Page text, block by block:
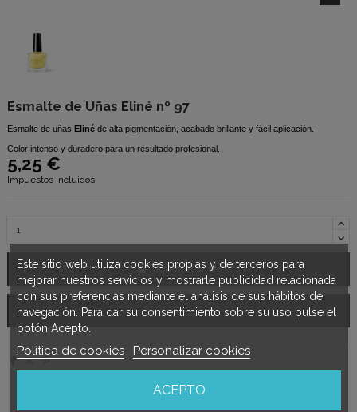
Esmalte de Uñas Eliné nº 97
Esmalte de uñas Eliné de alta pigmentación, acabado brillante y fácil aplicación.
Color intenso y duradero para un resultado profesional.
5,25 €
Impuestos incluidos
Añadir al carrito
Este sitio web utiliza cookies propias y de terceros para
mejorar nuestros servicios y mostrarle publicidad relacionada
con sus preferencias mediante el análisis de sus hábitos de
navegación. Para dar su consentimiento sobre su uso pulse el
botón Acepto.
Política de cookies Personalizar cookies
ACEPTO